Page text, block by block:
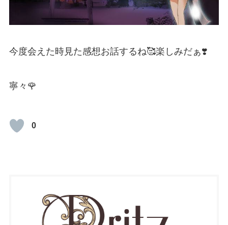
今度会えた時見た感想お話するね🥰楽しみだぁ❣️
寧々🌹
0